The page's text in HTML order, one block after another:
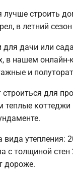
лучше строить
в летний
дачи или
в нашем онлайн-
и
строиться для
теплые
вида утепления:
с толщиной
дороже.